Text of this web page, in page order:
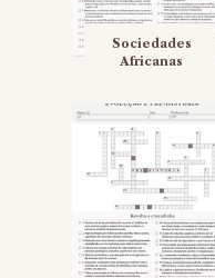
Sociedades
Africanas